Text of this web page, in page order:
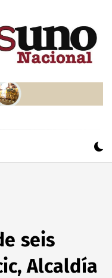
seis
Alcaldía